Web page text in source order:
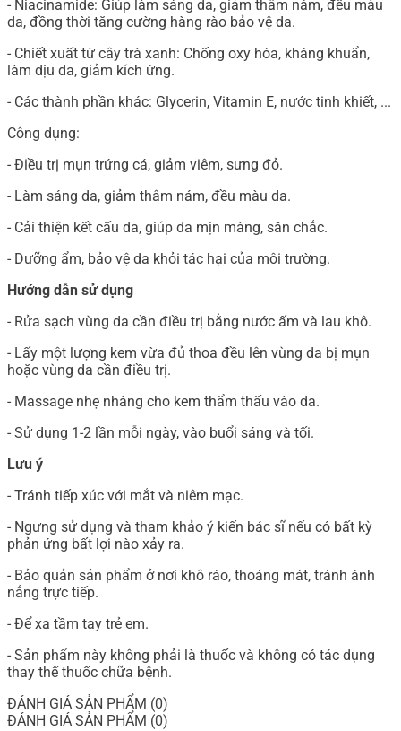
- Niacinamide: Giúp làm sáng da, giảm thâm nám, đều màu
da, đồng thời tăng cường hàng rào bảo vệ da.
- Chiết xuất từ cây trà xanh: Chống oxy hóa, kháng khuẩn,
làm dịu da, giảm kích ứng.
- Các thành phần khác: Glycerin, Vitamin E, nước tinh khiết, ...
Công dụng:
- Điều trị mụn trứng cá, giảm viêm, sưng đỏ.
- Làm sáng da, giảm thâm nám, đều màu da.
- Cải thiện kết cấu da, giúp da mịn màng, săn chắc.
- Dưỡng ẩm, bảo vệ da khỏi tác hại của môi trường.
Hướng dẫn sử dụng
- Rửa sạch vùng da cần điều trị bằng nước ấm và lau khô.
- Lấy một lượng kem vừa đủ thoa đều lên vùng da bị mụn
hoặc vùng da cần điều trị.
- Massage nhẹ nhàng cho kem thẩm thấu vào da.
- Sử dụng 1-2 lần mỗi ngày, vào buổi sáng và tối.
Lưu ý
- Tránh tiếp xúc với mắt và niêm mạc.
- Ngưng sử dụng và tham khảo ý kiến bác sĩ nếu có bất kỳ
phản ứng bất lợi nào xảy ra.
- Bảo quản sản phẩm ở nơi khô ráo, thoáng mát, tránh ánh
nắng trực tiếp.
- Để xa tầm tay trẻ em.
- Sản phẩm này không phải là thuốc và không có tác dụng
thay thế thuốc chữa bệnh.
ĐÁNH GIÁ SẢN PHẨM (0)
ĐÁNH GIÁ SẢN PHẨM (0)